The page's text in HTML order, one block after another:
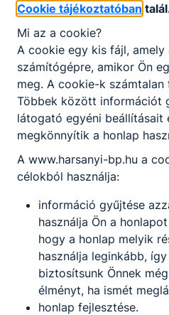
Cookie tájékoztatóban
Mi az a cookie?
A cookie egy kis fájl, amely
számítógépre, amikor Ön
meg. A cookie-k
Többek között információt
látogató egyéni beállításait
megkönnyítik a honlap
A www.harsanyi-bp.hu a
célokból használja:
információ gyűjtése
használja Ön a
hogy a honlap melyik
használja leginkább,
biztosítsunk Önnek
élményt, ha ismét
honlap fejlesztése.